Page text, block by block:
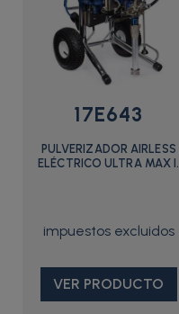
17E643
PULVERIZADOR AIRLESS
ELÉCTRICO ULTRA MAX II
VER PRODUCTO